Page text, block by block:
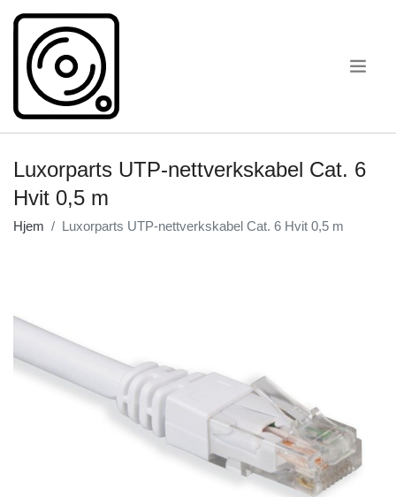
Luxorparts UTP-nettverkskabel Cat. 6
Hvit 0,5 m
Hjem Luxorparts UTP-nettverkskabel Cat. 6 Hvit 0,5 m